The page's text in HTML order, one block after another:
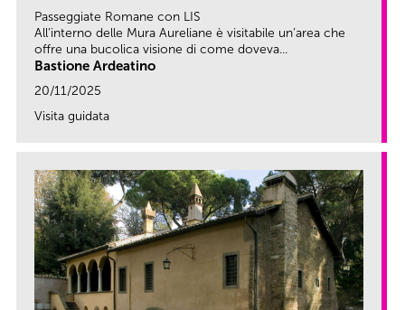
Passeggiate Romane con LIS
All’interno delle Mura Aureliane è visitabile un’area che
offre una bucolica visione di come doveva...
Bastione Ardeatino
20/11/2025
Visita guidata